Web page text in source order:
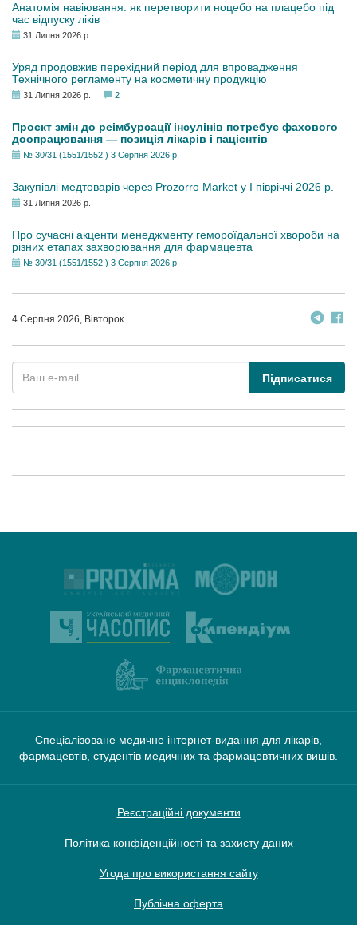
Анатомія навіювання: як перетворити ноцебо на плацебо під
час відпуску ліків
31 Липня 2026 р.
Уряд продовжив перехідний період для впровадження
Технічного регламенту на косметичну продукцію
31 Липня 2026 р. 2
Проєкт змін до реімбурсації інсулінів потребує фахового
доопрацювання — позиція лікарів і пацієнтів
№ 30/31 (1551/1552 ) 3 Серпня 2026 р.
Закупівлі медтоварів через Prozorro Market у I півріччі 2026 р.
31 Липня 2026 р.
Про сучасні акценти менеджменту гемороїдальної хвороби на
різних етапах захворювання для фармацевта
№ 30/31 (1551/1552 ) 3 Серпня 2026 р.
4 Серпня 2026, Вівторок
Підписатися
Спеціалізоване медичне інтернет-видання для лікарів,
фармацевтів, студентів медичних та фармацевтичних вишів.
Реєстраційні документи
Політика конфіденційності та захисту даних
Угода про використання сайту
Публічна оферта